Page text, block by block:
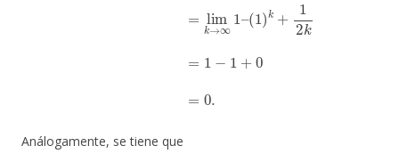
Análogamente, se tiene que